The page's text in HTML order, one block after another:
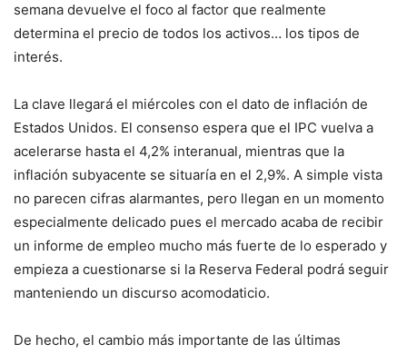
semana devuelve el foco al factor que realmente
determina el precio de todos los activos… los tipos de
interés.
La clave llegará el miércoles con el dato de inflación de
Estados Unidos. El consenso espera que el IPC vuelva a
acelerarse hasta el 4,2% interanual, mientras que la
inflación subyacente se situaría en el 2,9%. A simple vista
no parecen cifras alarmantes, pero llegan en un momento
especialmente delicado pues el mercado acaba de recibir
un informe de empleo mucho más fuerte de lo esperado y
empieza a cuestionarse si la Reserva Federal podrá seguir
manteniendo un discurso acomodaticio.
De hecho, el cambio más importante de las últimas